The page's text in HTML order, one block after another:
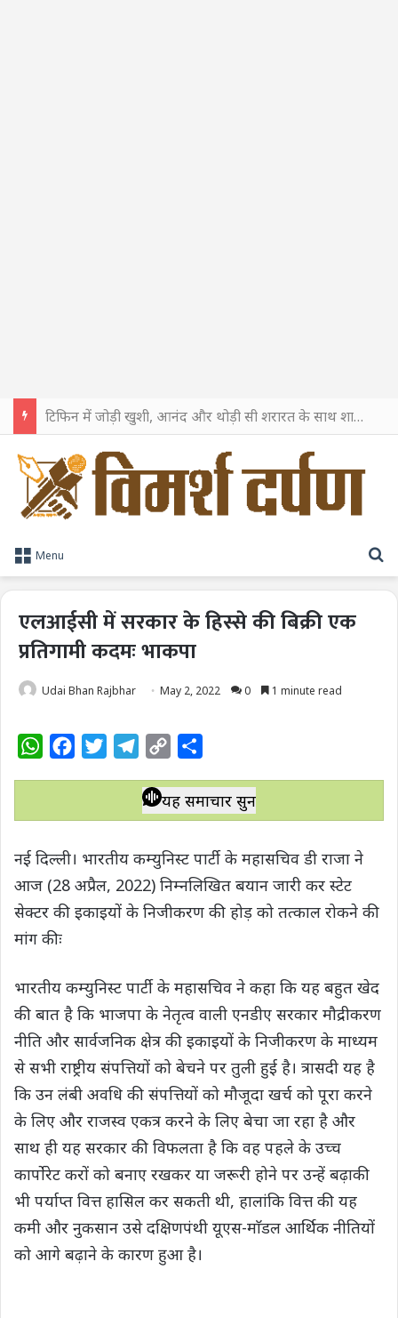
टिफिन में जोड़ी खुशी, आनंद और थोड़ी सी शरारत के साथ शाहरुख खान ने टिफिन बॉक्स को दी हैप्पी एंडिंग
Menu
एलआईसी में सरकार के हिस्से की बिक्री एक
प्रतिगामी कदमः भाकपा
Udai Bhan Rajbhar May 2, 2022 0 1 minute read
W
t
A
p
p
e
o
o
k
t
t
e
r
l
e
r
a
m
p
y
i
n
k
a
r
यह समाचार सुनें
नई दिल्ली। भारतीय कम्युनिस्ट पार्टी के महासचिव डी राजा ने
आज (28 अप्रैल, 2022) निम्नलिखित बयान जारी कर स्टेट
सेक्टर की इकाइयों के निजीकरण की होड़ को तत्काल रोकने की
मांग कीः
भारतीय कम्युनिस्ट पार्टी के महासचिव ने कहा कि यह बहुत खेद
की बात है कि भाजपा के नेतृत्व वाली एनडीए सरकार मौद्रीकरण
नीति और सार्वजनिक क्षेत्र की इकाइयों के निजीकरण के माध्यम
से सभी राष्ट्रीय संपत्तियों को बेचने पर तुली हुई है। त्रासदी यह है
कि उन लंबी अवधि की संपत्तियों को मौजूदा खर्च को पूरा करने
के लिए और राजस्व एकत्र करने के लिए बेचा जा रहा है और
साथ ही यह सरकार की विफलता है कि वह पहले के उच्च
कार्पोरेट करों को बनाए रखकर या जरूरी होने पर उन्हें बढ़ाकी
भी पर्याप्त वित्त हासिल कर सकती थी, हालांकि वित्त की यह
कमी और नुकसान उसे दक्षिणपंथी यूएस-माॅडल आर्थिक नीतियों
को आगे बढ़ाने के कारण हुआ है।